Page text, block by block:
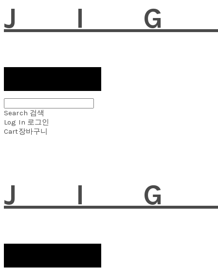
Search 검색
Log In 로그인
Cart장바구니